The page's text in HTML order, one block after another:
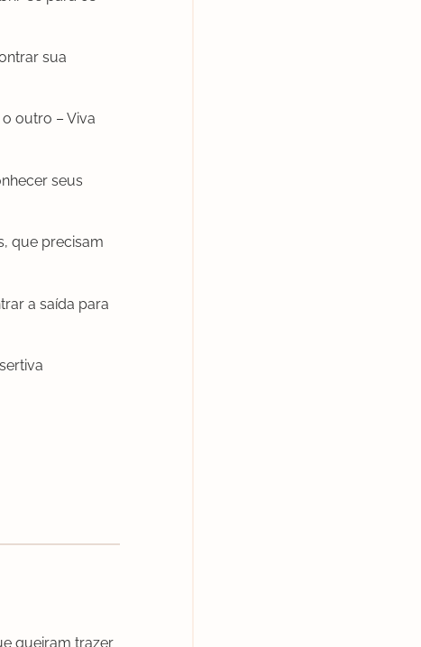
sua
outro – Viva
seus
que precisam
a saída para
queiram trazer